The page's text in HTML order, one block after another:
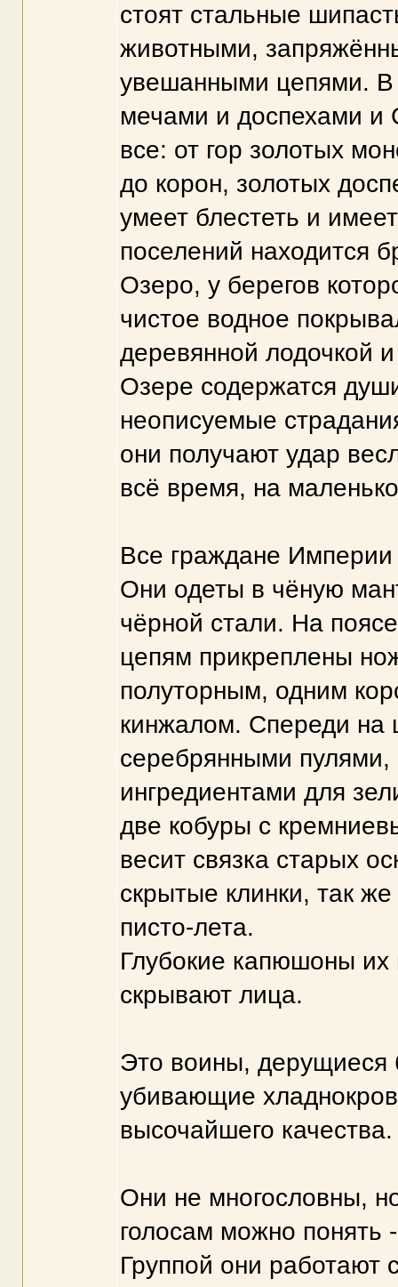
стоят стальные
животными,
увешанными цепями. В
мечами и доспехами и
все: от гор золотых
до корон, золотых
умеет блестеть и
поселений находится
Озеро, у берегов
чистое водное
деревянной лодочкой
Озере содержатся
неописуемые
они получают удар
всё время, на
Все граждане Империи
Они одеты в чёную
чёрной стали. На
цепям прикреплены
полуторным, одним
кинжалом. Спереди на
серебрянными
ингредиентами для
две кобуры с
весит связка старых
скрытые клинки, так
писто-лета.
Глубокие капюшоны
скрывают лица.
Это воины, дерущиеся
убивающие
высочайшего качества.
Они не многословны,
голосам можно
Группой они работают